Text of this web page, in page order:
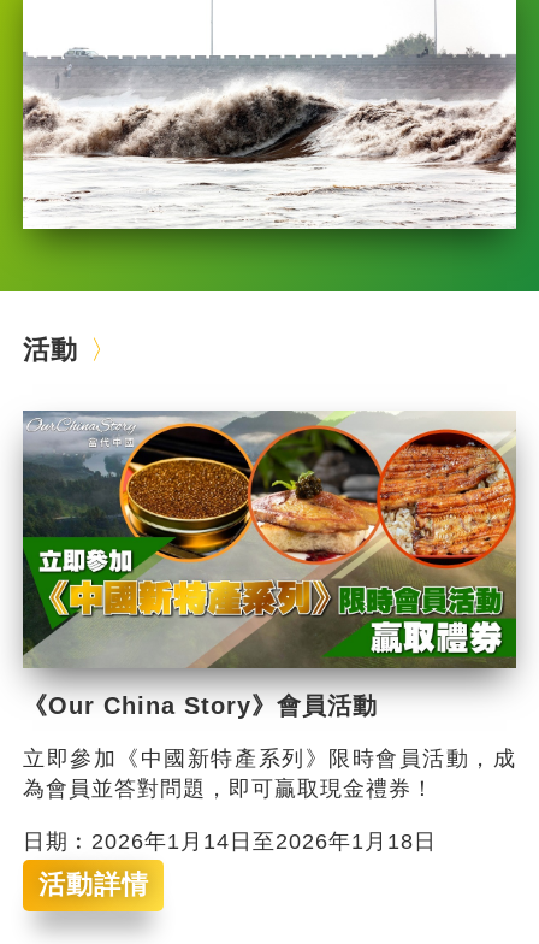
活動
《Our China Story》會員活動
立即參加《中國新特產系列》限時會員活動，成
為會員並答對問題，即可贏取現金禮券！
日期︰2026年1月14日至2026年1月18日
活動詳情